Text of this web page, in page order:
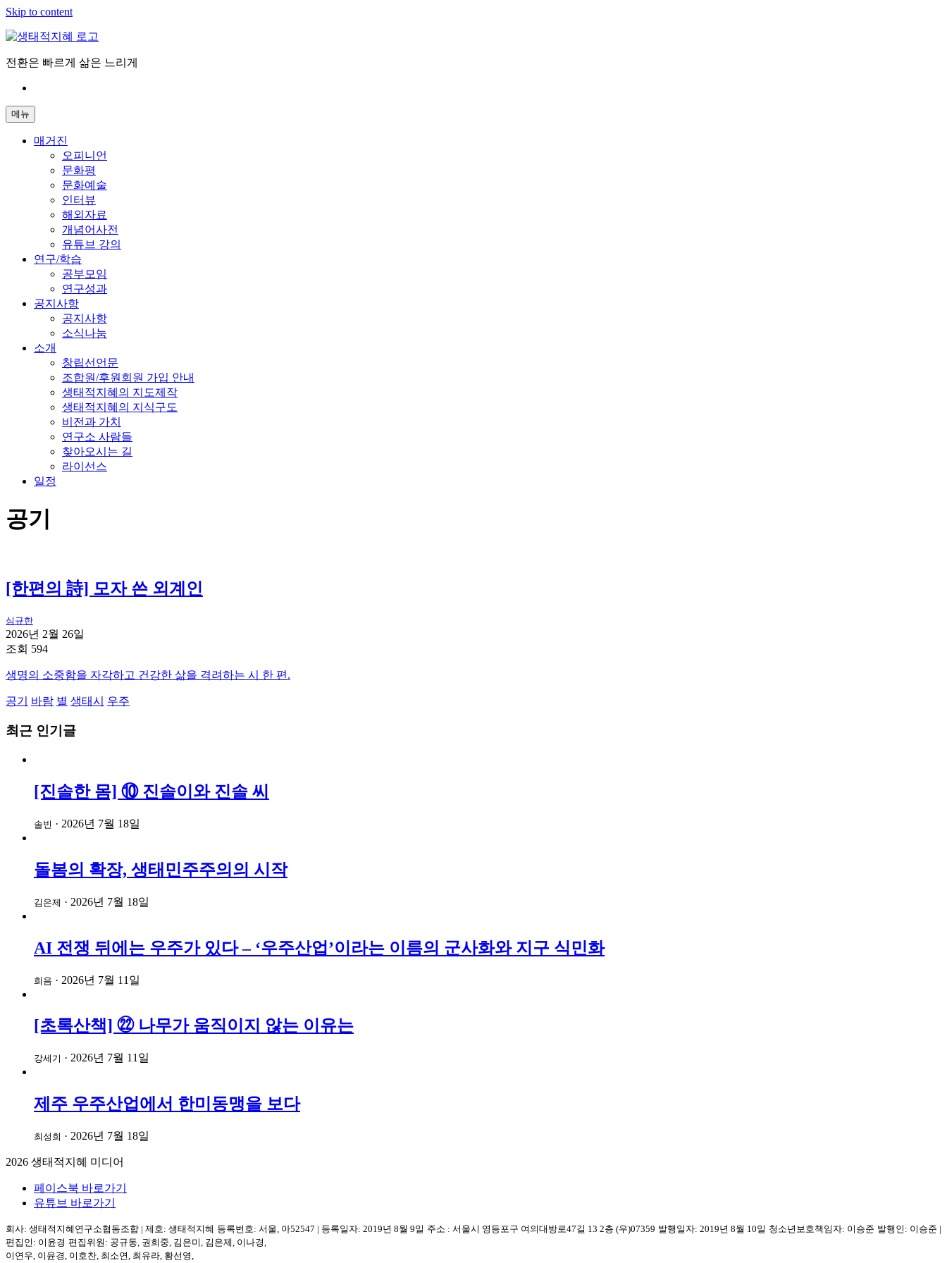
Skip to content
전환은 빠르게 삶은 느리게
메뉴
매거진
오피니언
문화평
문화예술
인터뷰
해외자료
개념어사전
유튜브 강의
연구/학습
공부모임
연구성과
공지사항
공지사항
소식나눔
소개
창립선언문
조합원/후원회원 가입 안내
생태적지혜의 지도제작
생태적지혜의 지식구도
비전과 가치
연구소 사람들
찾아오시는 길
라이선스
일정
공기
[한편의 詩] 모자 쓴 외계인
심규한
2026년 2월 26일
조회 594
생명의 소중함을 자각하고 건강한 삶을 격려하는 시 한 편.
공기 바람 별 생태시 우주
최근 인기글
[진솔한 몸] ⑩ 진솔이와 진솔 씨
솔빈 · 2026년 7월 18일
돌봄의 확장, 생태민주주의의 시작
김은제 · 2026년 7월 18일
AI 전쟁 뒤에는 우주가 있다 – ‘우주산업’이라는 이름의 군사화와 지구 식민화
희음 · 2026년 7월 11일
[초록산책] ㉒ 나무가 움직이지 않는 이유는
강세기 · 2026년 7월 11일
제주 우주산업에서 한미동맹을 보다
최성희 · 2026년 7월 18일
2026 생태적지혜 미디어
페이스북 바로가기
유튜브 바로가기
회사: 생태적지혜연구소협동조합 | 제호: 생태적지혜 등록번호: 서울, 아52547 | 등록일자: 2019년 8월 9일 주소 : 서울시 영등포구 여의대방로47길 13 2층 (우)07359 발행일자: 2019년 8월 10일 청소년보호책임자: 이승준 발행인: 이승준 |
편집인: 이윤경 편집위원: 공규동, 권희중, 김은미, 김은제, 이나경,
이연우, 이윤경, 이호찬, 최소연, 최유라, 황선영,